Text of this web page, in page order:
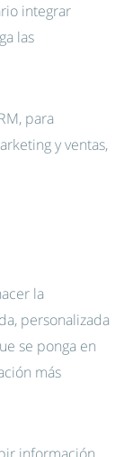
integrar
las
para
y ventas,
la
personalizada
se ponga en
más